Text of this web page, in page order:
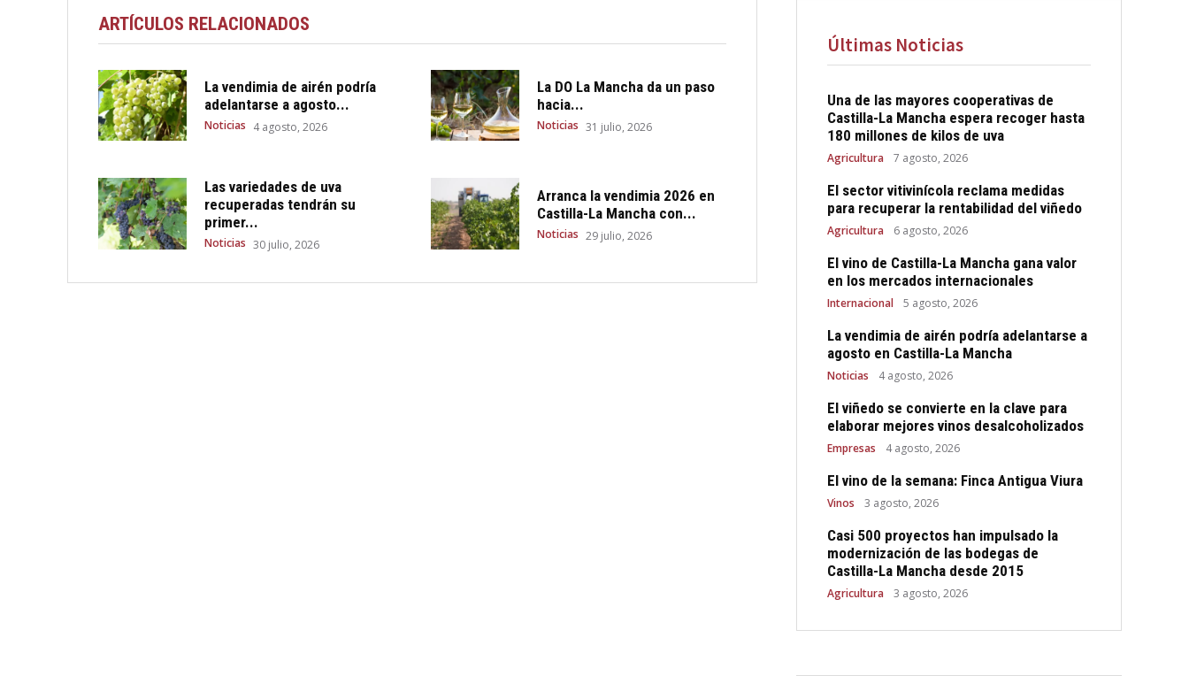
ARTÍCULOS RELACIONADOS
La vendimia de airén podría
adelantarse a agosto...
Noticias 4 agosto, 2026
La DO La Mancha da un paso
hacia...
Noticias 31 julio, 2026
Las variedades de uva
recuperadas tendrán su
primer...
Noticias 30 julio, 2026
Arranca la vendimia 2026 en
Castilla-La Mancha con...
Noticias 29 julio, 2026
Últimas Noticias
Una de las mayores cooperativas de
Castilla-La Mancha espera recoger hasta
180 millones de kilos de uva
Agricultura 7 agosto, 2026
El sector vitivinícola reclama medidas
para recuperar la rentabilidad del viñedo
Agricultura 6 agosto, 2026
El vino de Castilla-La Mancha gana valor
en los mercados internacionales
Internacional 5 agosto, 2026
La vendimia de airén podría adelantarse a
agosto en Castilla-La Mancha
Noticias 4 agosto, 2026
El viñedo se convierte en la clave para
elaborar mejores vinos desalcoholizados
Empresas 4 agosto, 2026
El vino de la semana: Finca Antigua Viura
Vinos 3 agosto, 2026
Casi 500 proyectos han impulsado la
modernización de las bodegas de
Castilla-La Mancha desde 2015
Agricultura 3 agosto, 2026